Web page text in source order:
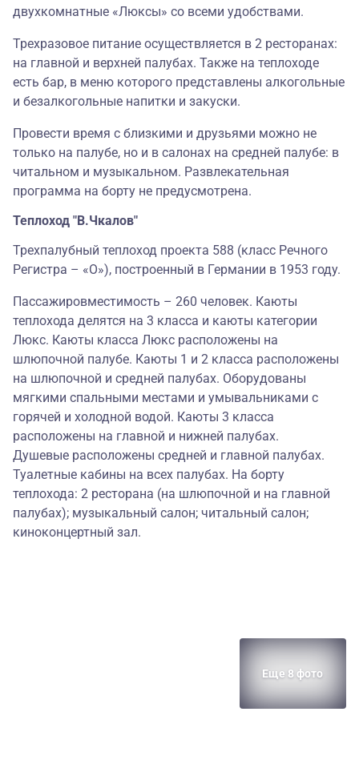
двухкомнатные «Люксы» со всеми удобствами.
Трехразовое питание осуществляется в 2 ресторанах:
на главной и верхней палубах. Также на теплоходе
есть бар, в меню которого представлены алкогольные
и безалкогольные напитки и закуски.
Провести время с близкими и друзьями можно не
только на палубе, но и в салонах на средней палубе: в
читальном и музыкальном. Развлекательная
программа на борту не предусмотрена.
Теплоход "В.Чкалов"
Трехпалубный теплоход проекта 588 (класс Речного
Регистра – «О»), построенный в Германии в 1953 году.
Пассажировместимость – 260 человек. Каюты
теплохода делятся на 3 класса и каюты категории
Люкс. Каюты класса Люкс расположены на
шлюпочной палубе. Каюты 1 и 2 класса расположены
на шлюпочной и средней палубах. Оборудованы
мягкими спальными местами и умывальниками с
горячей и холодной водой. Каюты 3 класса
расположены на главной и нижней палубах.
Душевые расположены средней и главной палубах.
Туалетные кабины на всех палубах. На борту
теплохода: 2 ресторана (на шлюпочной и на главной
палубах); музыкальный салон; читальный салон;
киноконцертный зал.
Еще 8 фото